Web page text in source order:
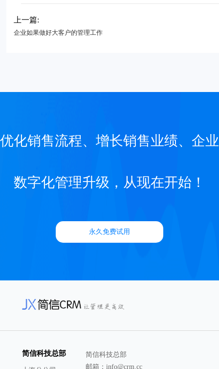
上一篇:
企业如果做好大客户的管理工作
优化销售流程、增长销售业绩、企业
数字化管理升级，从现在开始！
永久免费试用
简信科技总部
简信科技总部
邮箱：info@crm.cc